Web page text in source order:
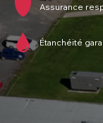
Assurance
Étanchéité